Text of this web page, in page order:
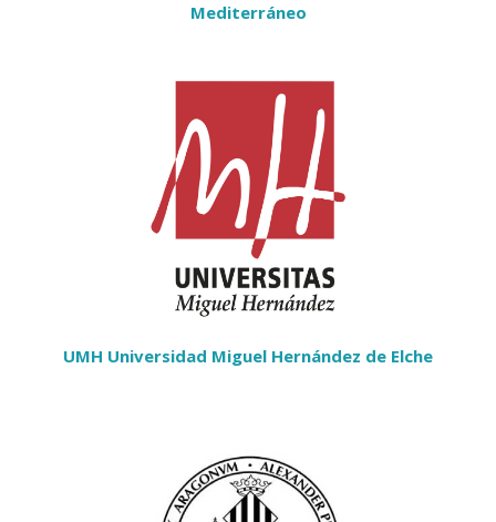
Mediterráneo
UMH Universidad Miguel Hernández de Elche